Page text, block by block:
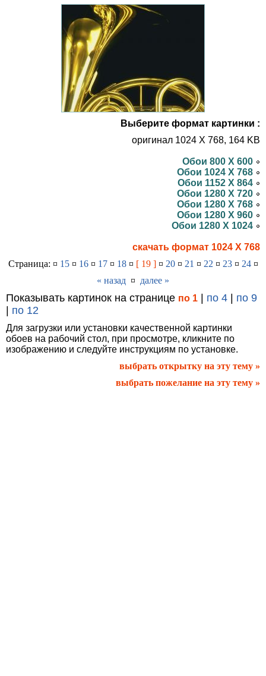
Выберите формат картинки :
оригинал 1024 X 768, 164 KB
Обои 800 X 600
Обои 1024 X 768
Обои 1152 X 864
Обои 1280 X 720
Обои 1280 X 768
Обои 1280 X 960
Обои 1280 X 1024
скачать формат 1024 X 768
Страница: ¤ 15¤ 16¤ 17¤ 18¤ [ 19 ]¤ 20¤ 21 ¤ 22 ¤ 23¤ 24¤
« назад ¤ далее »
Показывать картинок на странице по 1 | по 4 | по 9
| по 12
Для загрузки или установки качественной картинки
обоев на рабочий стол, при просмотре, кликните по
изображению и следуйте инструкциям по установке.
выбрать открытку на эту тему »
выбрать пожелание на эту тему »